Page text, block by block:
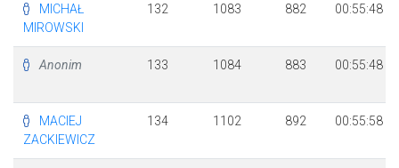
MICHAŁ
MIROWSKI
132 1083 882 00:55:48
Anonim 133 1084 883 00:55:48
MACIEJ
ZACKIEWICZ
134 1102 892 00:55:58